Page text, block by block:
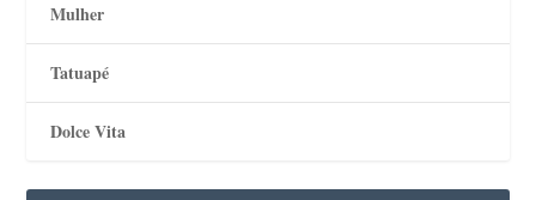
Mulher
Tatuapé
Dolce Vita